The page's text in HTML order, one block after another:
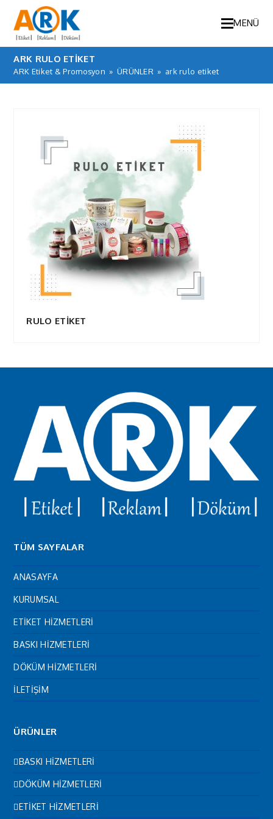
MENÜ
ARK RULO ETIKET
ARK Etiket & Promosyon » ÜRÜNLER » ark rulo etiket
RULO ETİKET
TÜM SAYFALAR
ANASAYFA
KURUMSAL
ETİKET HİZMETLERİ
BASKI HİZMETLERİ
DÖKÜM HİZMETLERİ
İLETİŞİM
ÜRÜNLER
BASKI HİZMETLERİ
DÖKÜM HİZMETLERİ
ETİKET HİZMETLERİ